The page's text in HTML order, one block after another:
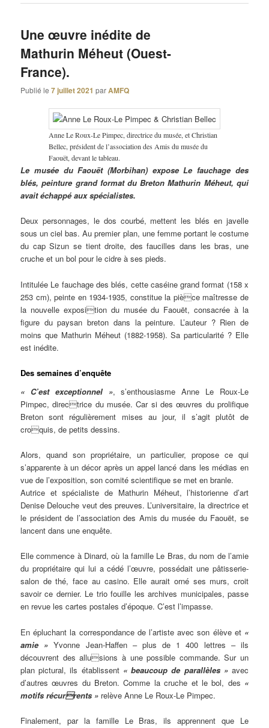
Une œuvre inédite de
Mathurin Méheut (Ouest-
France).
Publié le7 juillet 2021 parAMFQ
Anne Le Roux-Le Pimpec, directrice du musée, et Christian
Bellec, président de l’association des Amis du musée du
Faouët, devant le tableau.
Le musée du Faouët (Morbihan) expose Le fauchage des
blés, peinture grand format du Breton Mathurin Méheut, qui
avait échappé aux spécialistes.
Deux personnages, le dos courbé, mettent les blés en javelle
sous un ciel bas. Au premier plan, une femme portant le costume
du cap Sizun se tient droite, des faucilles dans les bras, une
cruche et un bol pour le cidre à ses pieds.
Intitulée Le fauchage des blés, cette caséine grand format (158 x
253 cm), peinte en 1934-1935, constitue la pièce maîtresse de
la nouvelle exposition du musée du Faouët, consacrée à la
figure du paysan breton dans la peinture. L’auteur ? Rien de
moins que Mathurin Méheut (1882-1958). Sa particularité ? Elle
est inédite.
Des semaines d’enquête
« C’est exceptionnel », s’enthousiasme Anne Le Roux-Le
Pimpec, directrice du musée. Car si des œuvres du prolifique
Breton sont régulièrement mises au jour, il s’agit plutôt de
croquis, de petits dessins.
Alors, quand son propriétaire, un particulier, propose ce qui
s’apparente à un décor après un appel lancé dans les médias en
vue de l’exposition, son comité scientifique se met en branle.
Autrice et spécialiste de Mathurin Méheut, l’historienne d’art
Denise Delouche veut des preuves. L’universitaire, la directrice et
le président de l’association des Amis du musée du Faouët, se
lancent dans une enquête.
Elle commence à Dinard, où la famille Le Bras, du nom de l’amie
du propriétaire qui lui a cédé l’œuvre, possédait une pâtisserie-
salon de thé, face au casino. Elle aurait orné ses murs, croit
savoir ce dernier. Le trio fouille les archives municipales, passe
en revue les cartes postales d’époque. C’est l’impasse.
En épluchant la correspondance de l’artiste avec son élève et «
amie » Yvonne Jean-Haffen – plus de 1 400 lettres – ils
découvrent des allusions à une possible commande. Sur un
plan pictural, ils établissent « beaucoup de parallèles »avec
d’autres œuvres du Breton. Comme la cruche et le bol, des «
motifs récurrents » relève Anne Le Roux-Le Pimpec.
Finalement, par la famille Le Bras, ils apprennent que Le